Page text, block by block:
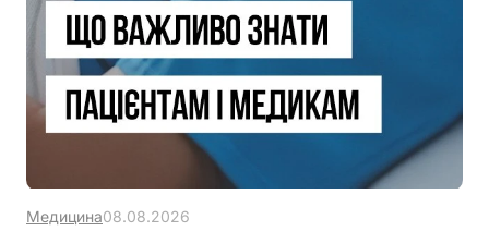
Медицина08.08.2026